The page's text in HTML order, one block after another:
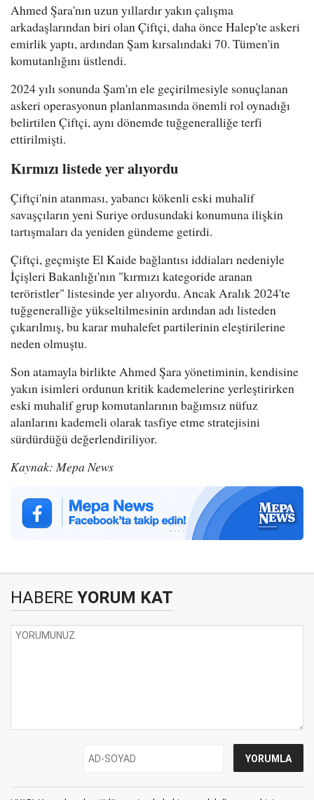
Ahmed Şara'nın uzun yıllardır yakın çalışma
arkadaşlarından biri olan Çiftçi, daha önce Halep'te askeri
emirlik yaptı, ardından Şam kırsalındaki 70. Tümen'in
komutanlığını üstlendi.
2024 yılı sonunda Şam'ın ele geçirilmesiyle sonuçlanan
askeri operasyonun planlanmasında önemli rol oynadığı
belirtilen Çiftçi, aynı dönemde tuğgeneralliğe terfi
ettirilmişti.
Kırmızı listede yer alıyordu
Çiftçi'nin atanması, yabancı kökenli eski muhalif
savaşçıların yeni Suriye ordusundaki konumuna ilişkin
tartışmaları da yeniden gündeme getirdi.
Çiftçi, geçmişte El Kaide bağlantısı iddiaları nedeniyle
İçişleri Bakanlığı'nın "kırmızı kategoride aranan
teröristler" listesinde yer alıyordu. Ancak Aralık 2024'te
tuğgeneralliğe yükseltilmesinin ardından adı listeden
çıkarılmış, bu karar muhalefet partilerinin eleştirilerine
neden olmuştu.
Son atamayla birlikte Ahmed Şara yönetiminin, kendisine
yakın isimleri ordunun kritik kademelerine yerleştirirken
eski muhalif grup komutanlarının bağımsız nüfuz
alanlarını kademeli olarak tasfiye etme stratejisini
sürdürdüğü değerlendiriliyor.
Kaynak: Mepa News
HABERE YORUM KAT